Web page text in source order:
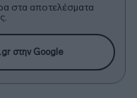
στα αποτελέσματα
στην Google